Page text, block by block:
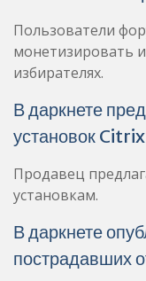
Пользователи
монетизировать
избирателях.
В даркнете
установок Citrix
Продавец
установкам.
В даркнете
пострадавших